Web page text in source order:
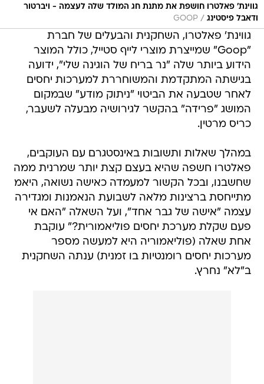
גווינת' פאלטרו חושפת את מתנת חג המולד שלה לעצמה - ויברטור
ודאבל פיסטינג /
GOOP
גווינת' פאלטרו, השחקנית והבעלים של חברת
"Goop" שמייצרת מוצרי לייף סטייל, כולל המוצר
הידוע ביותר שלה "נר בריח של הוגינה שלי", ידועה
בגישתה המתקדמת והמשוחררת למערכות יחסים
לאחר שטבעה את הביטוי "ניתוק מודע" שבמקום
המושג "פרידה" בהקשר לגירושיה מבעלה לשעבר,
כריס מרטין.
במהלך שאלות ותשובות באינסטגרם עם העוקבים,
פאלטרו חשפה שהיא בעצם קצת יותר שמרנית ממה
שחשבנו, ובכל הקשור למעמדה כאישה נשואה, היאמ
מתייחסת ברצינות מלאה לשבועת הנאמנות ומגדירה
עצמה "אישה של גבר אחד", ועל השאלה "האם אי
פעם שקלת מערכת יחסים פוליאמורית?" עוקבת
אחת שאלה (פוליאמוריה היא למעשה מספר
מערכות יחסים רומנטיות בו זמנית) ענתה השחקנית
ב"לא" נחרץ.